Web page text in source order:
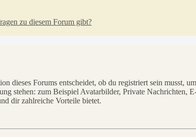
zu diesem Forum gibt?
Forums entscheidet, ob du registriert sein musst,
stehen: zum Beispiel Avatarbilder, Private Nachrichten,
dir zahlreiche Vorteile bietet.